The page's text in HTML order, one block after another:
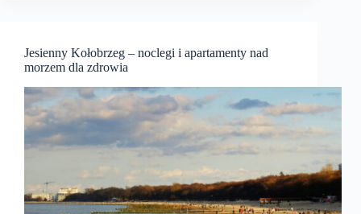
Jesienny Kołobrzeg – noclegi i apartamenty nad
morzem dla zdrowia